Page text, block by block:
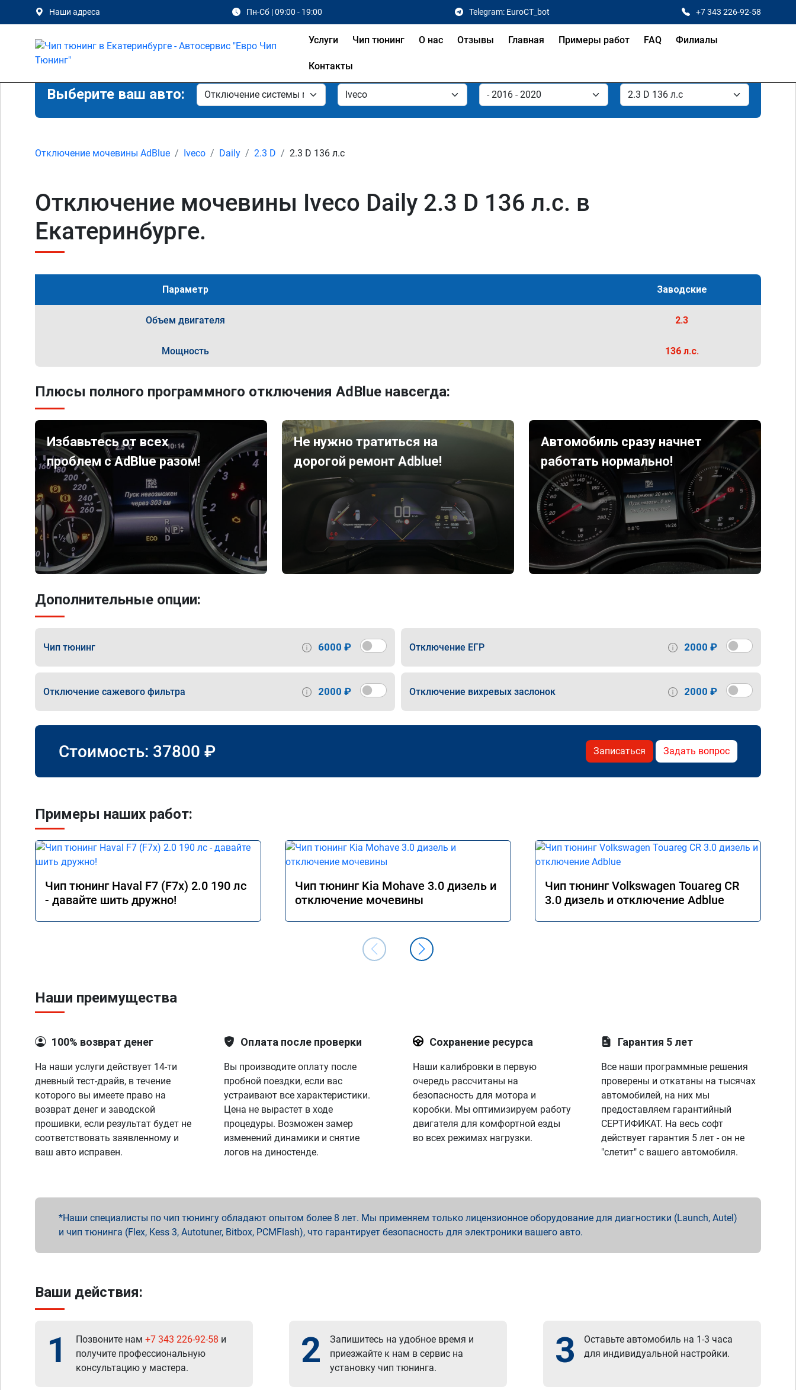
Наши адреса Пн-Сб | 09:00 - 19:00 Telegram: EuroCT_bot +7 343 226-92-58
Услуги Чип тюнинг О нас Отзывы Главная Примеры работ FAQ Филиалы
Контакты
Выберите ваш авто:
Отключение мочевины AdBlue Iveco Daily 2.3 D 2.3 D 136 л.с
Отключение мочевины Iveco Daily 2.3 D 136 л.с. в
Екатеринбурге.
Параметр Заводские
Объем двигателя 2.3
Мощность 136 л.с.
Плюсы полного программного отключения AdBlue навсегда:
Избавьтесь от всех
проблем с AdBlue разом!
Не нужно тратиться на
дорогой ремонт Adblue!
Автомобиль сразу начнет
работать нормально!
Дополнительные опции:
Чип тюнинг 6000 ₽ Отключение ЕГР 2000 ₽
Отключение сажевого фильтра 2000 ₽ Отключение вихревых заслонок 2000 ₽
Стоимость: 37800 ₽ Записаться Задать вопрос
Примеры наших работ:
Чип тюнинг Haval F7 (F7x) 2.0 190 лс
- давайте шить дружно!
Чип тюнинг Kia Mohave 3.0 дизель и
отключение мочевины
Чип тюнинг Volkswagen Touareg CR
3.0 дизель и отключение Adblue
Наши преимущества
100% возврат денег
На наши услуги действует 14-ти
дневный тест-драйв, в течение
которого вы имеете право на
возврат денег и заводской
прошивки, если результат будет не
соответствовать заявленному и
ваш авто исправен.
Оплата после проверки
Вы производите оплату после
пробной поездки, если вас
устраивают все характеристики.
Цена не вырастет в ходе
процедуры. Возможен замер
изменений динамики и снятие
логов на диностенде.
Сохранение ресурса
Наши калибровки в первую
очередь рассчитаны на
безопасность для мотора и
коробки. Мы оптимизируем работу
двигателя для комфортной езды
во всех режимах нагрузки.
Гарантия 5 лет
Все наши программные решения
проверены и откатаны на тысячах
автомобилей, на них мы
предоставляем гарантийный
СЕРТИФИКАТ. На весь софт
действует гарантия 5 лет - он не
"слетит" с вашего автомобиля.
Наши специалисты по чип тюнингу обладают опытом более 8 лет. Мы применяем только лицензионное оборудование для диагностики (Launch, Autel)
и чип тюнинга (Flex, Kess 3, Autotuner, Bitbox, PCMFlash), что гарантирует безопасность для электроники вашего авто.
Ваши действия:
1 Позвоните нам +7 343 226-92-58 и
получите профессиональную
консультацию у мастера.
2
Запишитесь на удобное время и
приезжайте к нам в сервис на
установку чип тюнинга.
3
Оставьте автомобиль на 1-3 часа
для индивидуальной настройки.